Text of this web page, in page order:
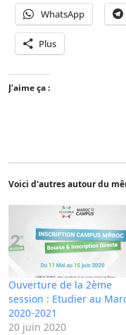
WhatsApp
Plus
J’aime ça :
Voici d'autres autour du
Ouverture de la 2ème
session : Etudier au
2020-2021
20 juin 2020